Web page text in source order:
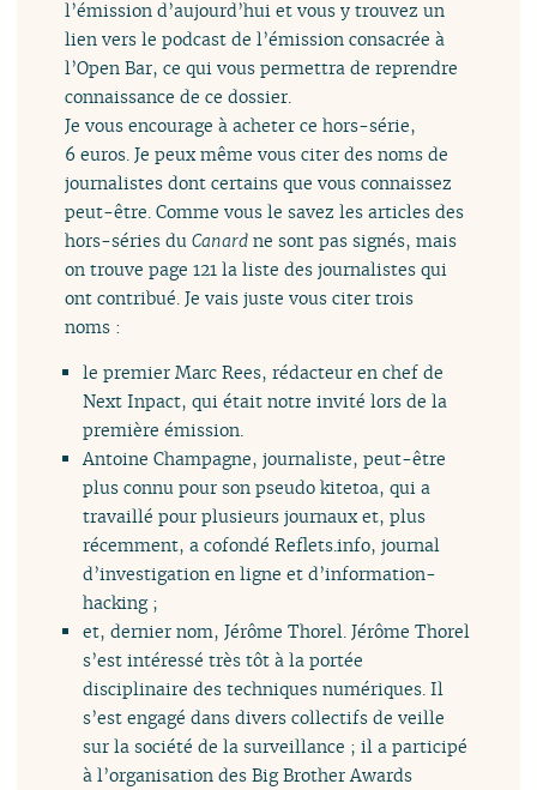
l’émission d’aujourd’hui et vous y trouvez un
lien vers le podcast de l’émission consacrée à
l’Open Bar, ce qui vous permettra de reprendre
connaissance de ce dossier.
Je vous encourage à acheter ce hors-série,
6 euros. Je peux même vous citer des noms de
journalistes dont certains que vous connaissez
peut-être. Comme vous le savez les articles des
hors-séries duCanard ne sont pas signés, mais
on trouve page 121 la liste des journalistes qui
ont contribué. Je vais juste vous citer trois
noms :
le premier Marc Rees, rédacteur en chef de
Next Inpact, qui était notre invité lors de la
première émission.
Antoine Champagne, journaliste, peut-être
plus connu pour son pseudo kitetoa, qui a
travaillé pour plusieurs journaux et, plus
récemment, a cofondé Reflets.info, journal
d’investigation en ligne et d’information-
hacking ;
et, dernier nom, Jérôme Thorel. Jérôme Thorel
s’est intéressé très tôt à la portée
disciplinaire des techniques numériques. Il
s’est engagé dans divers collectifs de veille
sur la société de la surveillance ; il a participé
à l’organisation des Big Brother Awards